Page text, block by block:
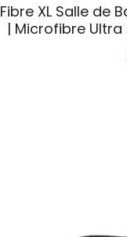
Fibre XL Salle de
| Microfibre